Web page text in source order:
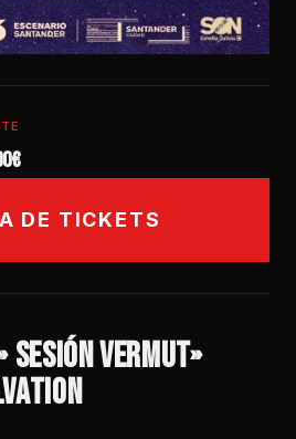
DE TICKETS
VERMUT»